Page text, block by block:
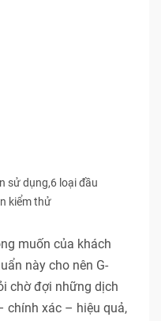
sử dụng,6 loại đầu
kiểm thử
muốn của khách
này cho nên G-
chờ đợi những dịch
chính xác – hiệu quả,